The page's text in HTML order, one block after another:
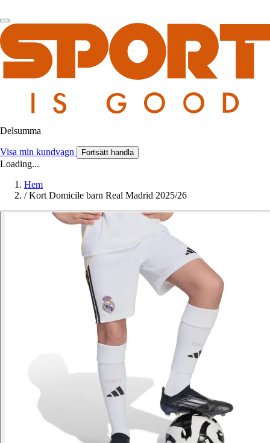
Delsumma
Visa min kundvagn Fortsätt handla
Loading...
Hem
/ Kort Domicile barn Real Madrid 2025/26